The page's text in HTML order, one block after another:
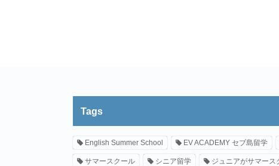
Tags
English Summer School EV ACADEMY セブ島留学
サマースクール シニア留学 ジュニアがサマース